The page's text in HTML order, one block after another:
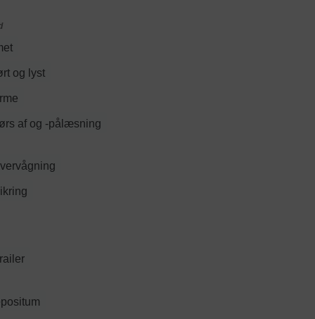
og lyst
af og -pålæsning